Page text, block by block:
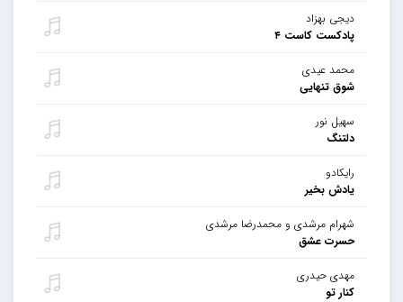
دیجی بهزاد
پادکست کاست ۴
محمد عیدی
شوق تنهایی
سهیل نور
دلتنگ
رایکادو
یادش بخیر
شهرام مرشدی و محمدرضا مرشدی
حسرت عشق
مهدی حیدری
کنار تو